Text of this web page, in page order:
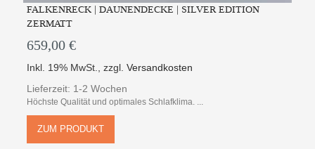
FALKENRECK | DAUNENDECKE | SILVER EDITION
ZERMATT
659,00 €
Inkl. 19% MwSt. ,zzgl.Versandkosten
Lieferzeit: 1-2 Wochen
Höchste Qualität und optimales Schlafklima. ...
ZUM PRODUKT